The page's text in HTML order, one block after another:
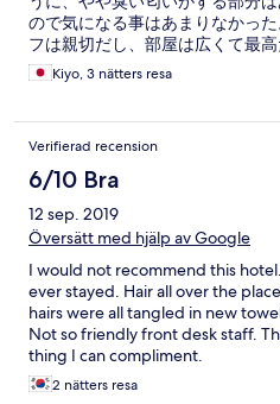
ので気になる事はあまりなかっ
フは親切だし、部屋は広くて最高
Kiyo, 3 nätters resa
Verifierad recension
6/10 Bra
12 sep. 2019
Översätt med hjälp av Google
I would not recommend this
ever stayed. Hair all over the
hairs were all tangled in new
Not so friendly front desk staff.
thing I can compliment.
2 nätters resa